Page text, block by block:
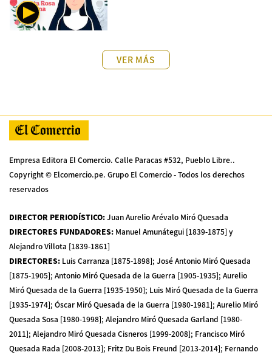
VER MÁS
Empresa Editora El Comercio. Calle Paracas #532, Pueblo Libre..
Copyright © Elcomercio.pe. Grupo El Comercio - Todos los derechos
reservados
DIRECTOR PERIODÍSTICO:Juan Aurelio Arévalo Miró Quesada
DIRECTORES FUNDADORES: Manuel Amunátegui [1839-1875] y
Alejandro Villota [1839-1861]
DIRECTORES: Luis Carranza [1875-1898]; José Antonio Miró Quesada
[1875-1905]; Antonio Miró Quesada de la Guerra [1905-1935]; Aurelio
Miró Quesada de la Guerra [1935-1950]; Luis Miró Quesada de la Guerra
[1935-1974]; Óscar Miró Quesada de la Guerra [1980-1981]; Aurelio Miró
Quesada Sosa [1980-1998]; Alejandro Miró Quesada Garland [1980-
2011]; Alejandro Miró Quesada Cisneros [1999-2008]; Francisco Miró
Quesada Rada [2008-2013]; Fritz Du Bois Freund [2013-2014]; Fernando